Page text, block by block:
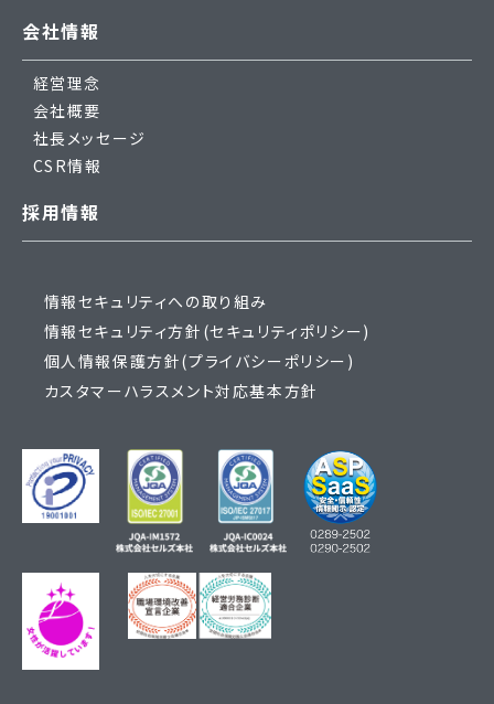
会社情報
経営理念
会社概要
社長メッセージ
CSR情報
採用情報
情報セキュリティへの取り組み
情報セキュリティ方針(セキュリティポリシー)
個人情報保護方針(プライバシーポリシー)
カスタマーハラスメント対応基本方針